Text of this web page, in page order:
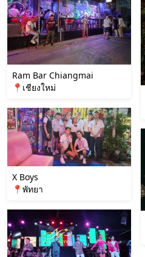
Ram Bar Chiangmai
📍เชียงใหม่
X Boys
📍พัทยา